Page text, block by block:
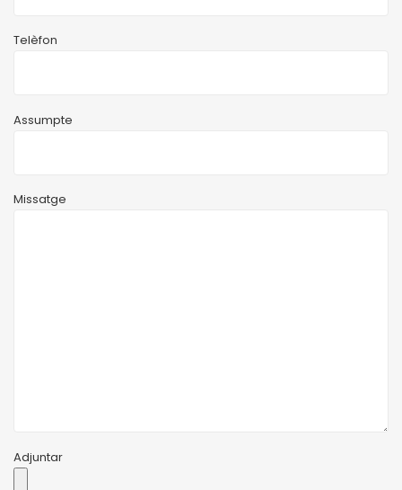
Telèfon
Assumpte
Missatge
Adjuntar